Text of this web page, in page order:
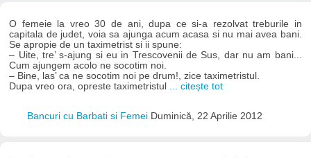
O femeie la vreo 30 de ani, dupa ce si-a rezolvat treburile in
capitala de judet, voia sa ajunga acum acasa si nu mai avea bani.
Se apropie de un taximetrist si ii spune:
– Uite, tre’ s-ajung si eu in Trescovenii de Sus, dar nu am bani...
Cum ajungem acolo ne socotim noi.
– Bine, las’ ca ne socotim noi pe drum!, zice taximetristul.
Dupa vreo ora, opreste taximetristul ... citește tot
Bancuri cu Barbati si Femei Duminică, 22 Aprilie 2012